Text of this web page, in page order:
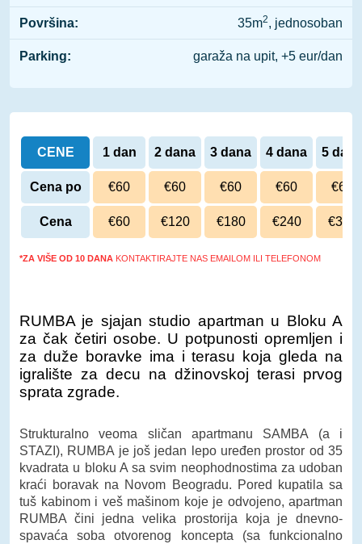
Površina: 35m2, jednosoban
Parking: garaža na upit, +5 eur/dan
CENE 1 dan 2 dana 3 dana 4 dana 5 dana
Cena po
danu
€60 €60 €60 €60 €60
Cena €60 €120 €180 €240 €300
*ZA VIŠE OD 10 DANA KONTAKTIRAJTE NAS EMAILOM ILI TELEFONOM
RUMBA je sjajan studio apartman u Bloku A
za čak četiri osobe. U potpunosti opremljen i
za duže boravke ima i terasu koja gleda na
igralište za decu na džinovskoj terasi prvog
sprata zgrade.
Strukturalno veoma sličan apartmanu SAMBA (a i
STAZI), RUMBA je još jedan lepo uređen prostor od 35
kvadrata u bloku A sa svim neophodnostima za udoban
kraći boravak na Novom Beogradu. Pored kupatila sa
tuš kabinom i veš mašinom koje je odvojeno, apartman
RUMBA čini jedna velika prostorija koja je dnevno-
spavaća soba otvorenog koncepta (sa funkcionalno